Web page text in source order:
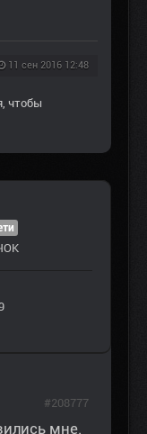
11 сен 2016 12:48
, чтобы
мне.
#208777